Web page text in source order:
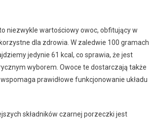
niezwykle wartościowy owoc, obfitujący w
dla zdrowia. W zaledwie 100 gramach
jedynie 61 kcal, co sprawia, że jest
wyborem. Owoce te dostarczają także
prawidłowe funkcjonowanie układu
składników czarnej porzeczki jest